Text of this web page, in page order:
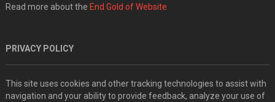
Read more about the End Gold of Website
PRIVACY POLICY
This site uses cookies and other tracking technologies to assist with
navigation and your ability to provide feedback, analyze your use of